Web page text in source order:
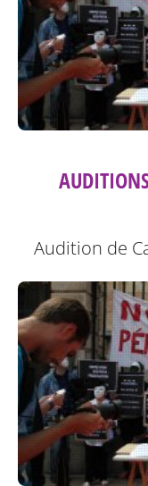
Audition de